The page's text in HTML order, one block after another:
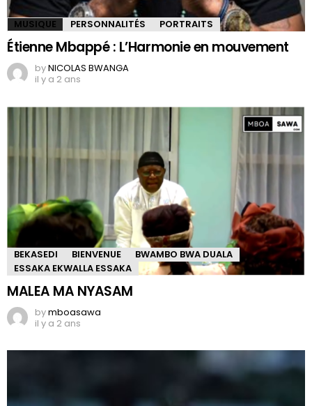
MUSIQUE PERSONNALITÉS PORTRAITS
Étienne Mbappé : L’Harmonie en mouvement
byNICOLAS BWANGA
il y a 2 ans
BEKASEDI BIENVENUE
BWAMBO BWA DUALA
ESSAKA EKWALLA ESSAKA
MALEA MA NYASAM
bymboasawa
il y a 2 ans